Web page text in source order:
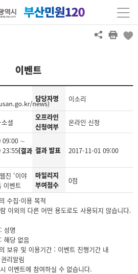
이벤트
news)
담당자명 이소리
소셜
오프라인
신청여부
온라인 신청
09:00 ∼
23:55(결과 결과 발표 2017-11-01 09:00
진 ‘이야
이벤트
마일리지
부여점수
0점
수집·이용 목적
이외의 다른 어떤 용도로도 사용되지 않습니다.
성명
해당 없음
보유 및 이용기간 : 이벤트 진행기간 내
리알림
이벤트에 참여하실 수 없습니다.